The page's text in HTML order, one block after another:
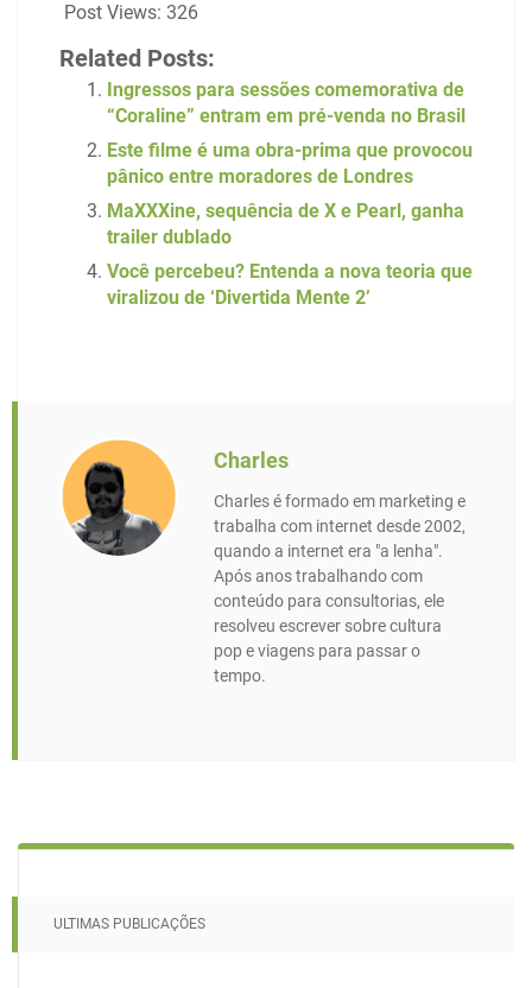
Post Views: 326
Related Posts:
Ingressos para sessões comemorativa de
“Coraline” entram em pré-venda no Brasil
Este filme é uma obra-prima que provocou
pânico entre moradores de Londres
MaXXXine, sequência de X e Pearl, ganha
trailer dublado
Você percebeu? Entenda a nova teoria que
viralizou de ‘Divertida Mente 2’
Charles
Charles é formado em marketing e
trabalha com internet desde 2002,
quando a internet era "a lenha".
Após anos trabalhando com
conteúdo para consultorias, ele
resolveu escrever sobre cultura
pop e viagens para passar o
tempo.
ULTIMAS PUBLICAÇÕES